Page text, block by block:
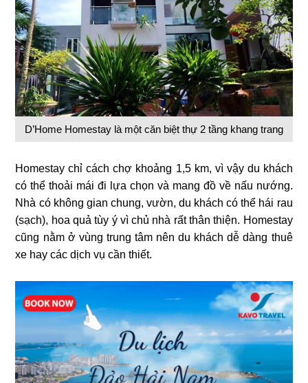
D’Home Homestay là một căn biệt thự 2 tầng khang trang
Homestay chỉ cách chợ khoảng 1,5 km, vì vậy du khách
có thể thoải mái đi lựa chọn và mang đồ về nấu nướng.
Nhà có không gian chung, vườn, du khách có thể hái rau
(sạch), hoa quả tùy ý vì chủ nhà rất thân thiện. Homestay
cũng nằm ở vùng trung tâm nên du khách dễ dàng thuê
xe hay các dịch vụ cần thiết.